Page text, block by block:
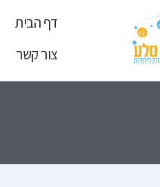
דף הבית
צור קשר